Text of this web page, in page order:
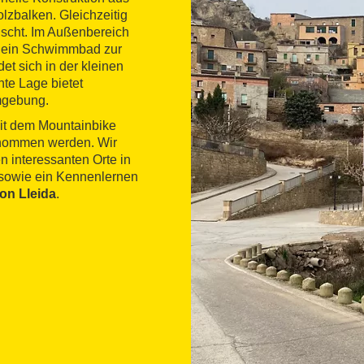
Gleichzeitig
Im Außenbereich
Schwimmbad zur
sich in der kleinen
Lage bietet
dem Mountainbike
werden. Wir
interessanten Orte in
ein Kennenlernen
Lleida.